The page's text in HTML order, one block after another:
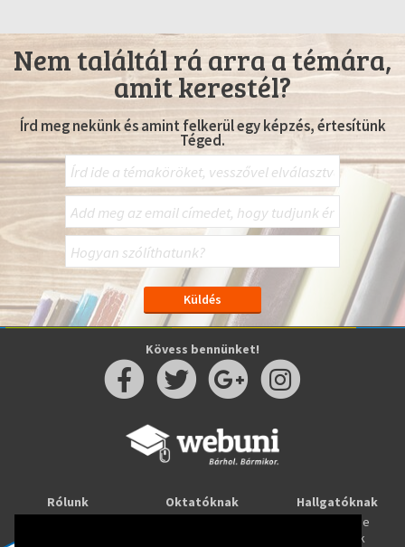
Nem találtál rá arra a témára,
amit kerestél?
Írd meg nekünk és amint felkerül egy képzés, értesítünk
Téged.
Kövess bennünket!
Rólunk
Oktatóknak
Hallgatóknak
Tanulj online
Képzések